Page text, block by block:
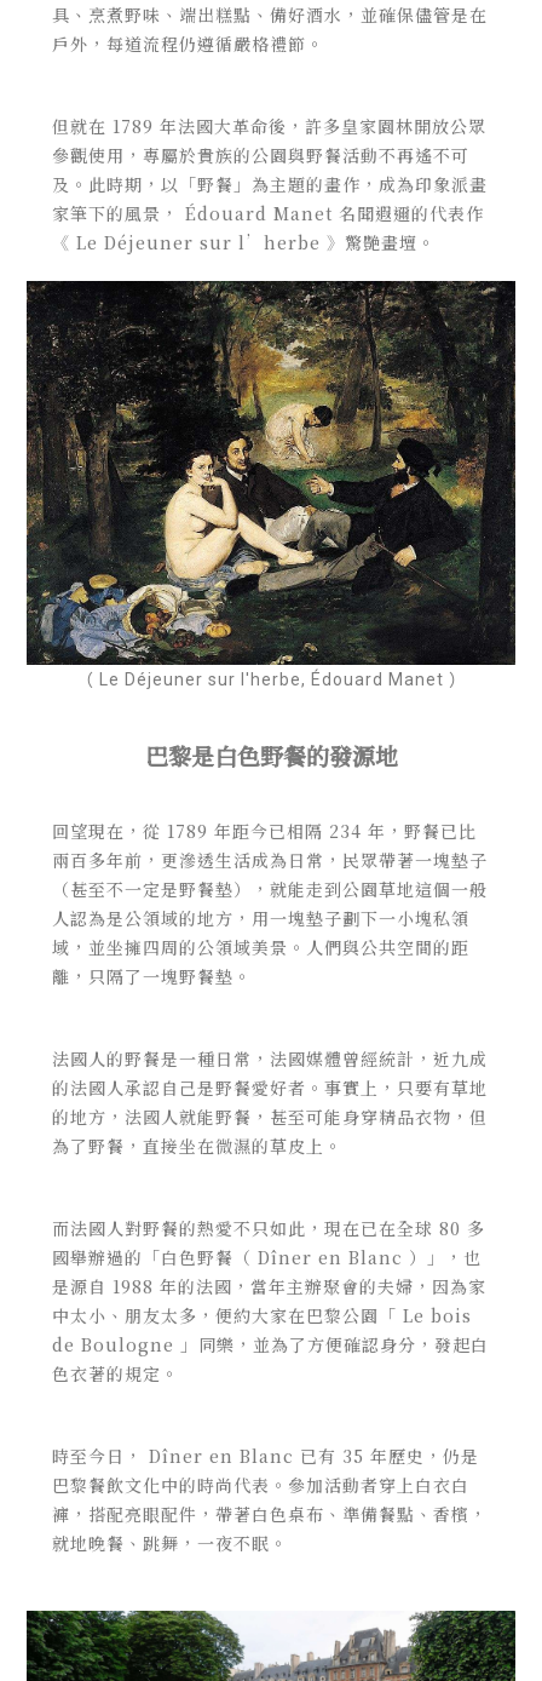
具、烹煮野味、端出糕點、備好酒水，並確保儘管是在
戶外，每道流程仍遵循嚴格禮節。
但就在 1789 年法國大革命後，許多皇家園林開放公眾
參觀使用，專屬於貴族的公園與野餐活動不再遙不可
及。此時期，以「野餐」為主題的畫作，成為印象派畫
家筆下的風景， Édouard Manet 名聞遐邇的代表作
《 Le Déjeuner sur l’herbe 》驚艷畫壇。
（ Le Déjeuner sur l'herbe, Édouard Manet ）
巴黎是白色野餐的發源地
回望現在，從 1789 年距今已相隔 234 年，野餐已比
兩百多年前，更滲透生活成為日常，民眾帶著一塊墊子
（甚至不一定是野餐墊），就能走到公園草地這個一般
人認為是公領域的地方，用一塊墊子劃下一小塊私領
域，並坐擁四周的公領域美景。人們與公共空間的距
離，只隔了一塊野餐墊。
法國人的野餐是一種日常，法國媒體曾經統計，近九成
的法國人承認自己是野餐愛好者。事實上，只要有草地
的地方，法國人就能野餐，甚至可能身穿精品衣物，但
為了野餐，直接坐在微濕的草皮上。
而法國人對野餐的熱愛不只如此，現在已在全球 80 多
國舉辦過的「白色野餐（ Dîner en Blanc ）」，也
是源自 1988 年的法國，當年主辦聚會的夫婦，因為家
中太小、朋友太多，便約大家在巴黎公園「 Le bois
de Boulogne 」同樂，並為了方便確認身分，發起白
色衣著的規定。
時至今日， Dîner en Blanc 已有 35 年歷史，仍是
巴黎餐飲文化中的時尚代表。參加活動者穿上白衣白
褲，搭配亮眼配件，帶著白色桌布、準備餐點、香檳，
就地晚餐、跳舞，一夜不眠。